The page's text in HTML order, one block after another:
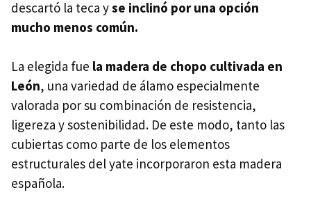
descartó la teca yse inclinó por una opción
mucho menos común.
La elegida fue la madera de chopo cultivada en
León, una variedad de álamo especialmente
valorada por su combinación de resistencia,
ligereza y sostenibilidad. De este modo, tanto las
cubiertas como parte de los elementos
estructurales del yate incorporaron esta madera
española.